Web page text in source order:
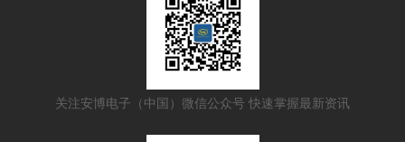
关注安博电子（中国）微信公众号 快速掌握最新资讯